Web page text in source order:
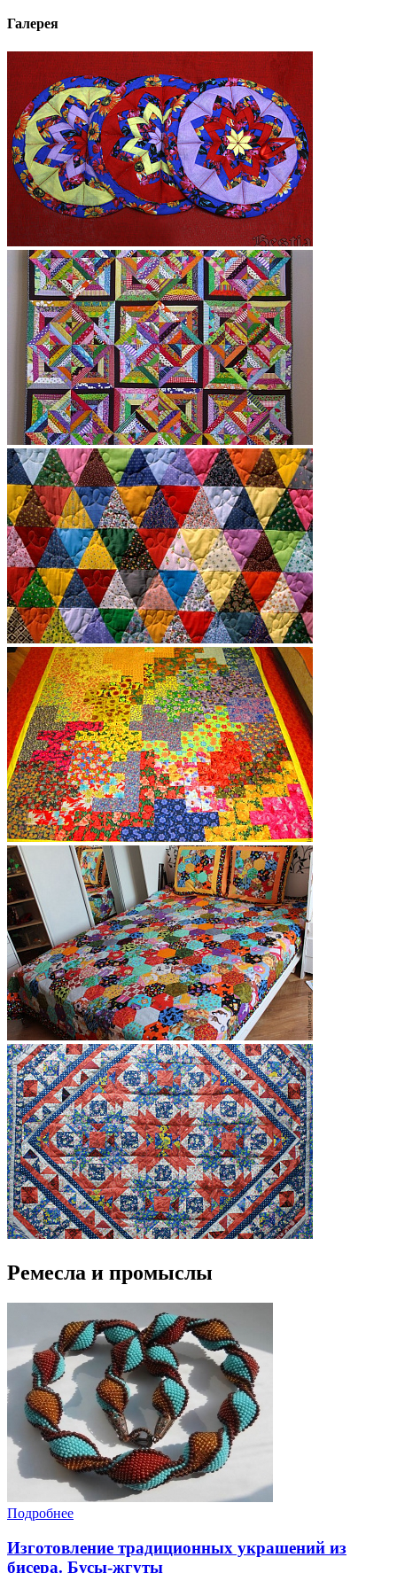
Галерея
Ремесла и промыслы
Подробнее
Изготовление традиционных украшений из
бисера. Бусы-жгуты